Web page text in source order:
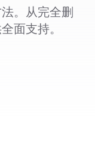
。从完全删
面支持。